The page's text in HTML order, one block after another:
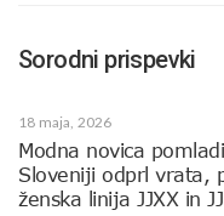
Sorodni prispevki
18 maja, 2026
Modna novica
Sloveniji odprl vrata,
ženska linija JJXX in